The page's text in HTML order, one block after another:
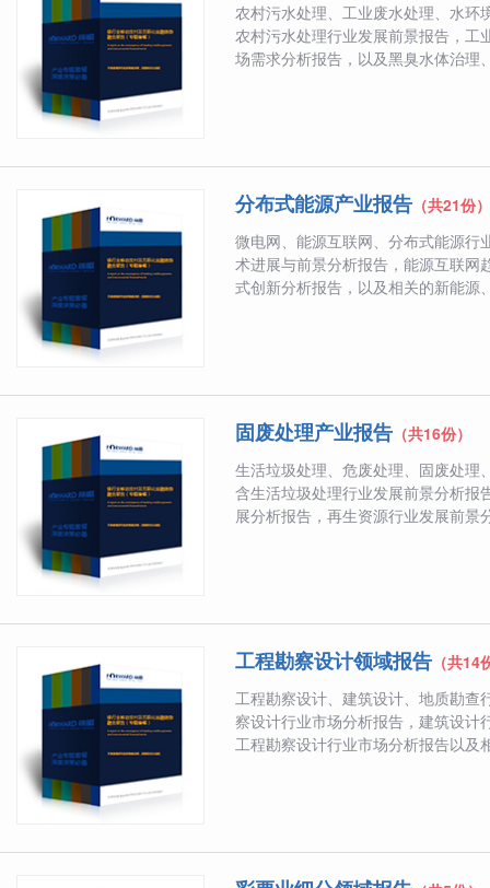
农村污水处理、工业废水处理、水环
农村污水处理行业发展前景报告，工
场需求分析报告，以及黑臭水体治理
分布式能源产业报告 （共21份）
微电网、能源互联网、分布式能源行
术进展与前景分析报告，能源互联网
式创新分析报告，以及相关的新能源
固废处理产业报告 （共16份）
生活垃圾处理、危废处理、固废处理
含生活垃圾处理行业发展前景分析报
展分析报告，再生资源行业发展前景
工程勘察设计领域报告 （共14
工程勘察设计、建筑设计、地质勘查
察设计行业市场分析报告，建筑设计
工程勘察设计行业市场分析报告以及